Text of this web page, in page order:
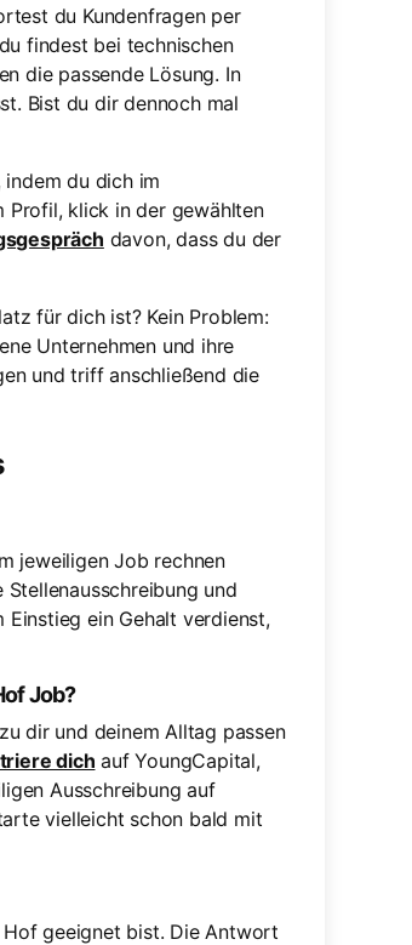
du Kundenfragen per
findest bei technischen
die passende Lösung. In
Bist du dir dennoch mal
indem du dich im
Profil, klick in der gewählten
davon, dass du der
für dich ist? Kein Problem:
Unternehmen und ihre
und triff anschließend die
jeweiligen Job rechnen
und
ein Gehalt verdienst,
Job?
dir und deinem Alltag passen
dich auf YoungCapital,
Ausschreibung auf
vielleicht schon bald mit
geeignet bist. Die Antwort